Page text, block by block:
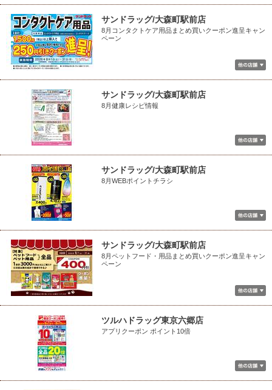
サンドラッグ/大森町駅前店
8月コンタクトケア用品まとめ買いクーポン進呈キャン
ペーン
サンドラッグ/大森町駅前店
8月健康レシピ情報
サンドラッグ/大森町駅前店
8月WEBポイントチラシ
サンドラッグ/大森町駅前店
8月ペットフード・用品まとめ買いクーポン進呈キャン
ペーン
ツルハドラッグ東京六郷店
アプリクーポン ポイント10倍